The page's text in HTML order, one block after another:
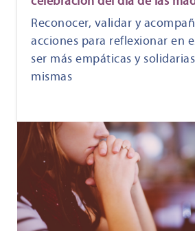
Reconocer, validar y
acciones para reflexionar en
ser más empáticas y
mismas